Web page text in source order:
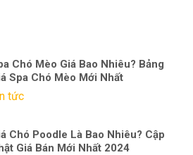
Chó Mèo Giá Bao Nhiêu? Bảng
Spa Chó Mèo Mới Nhất
tức
Chó Poodle Là Bao Nhiêu? Cập
Giá Bán Mới Nhất 2024